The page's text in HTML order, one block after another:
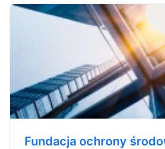
Fundacja ochrony